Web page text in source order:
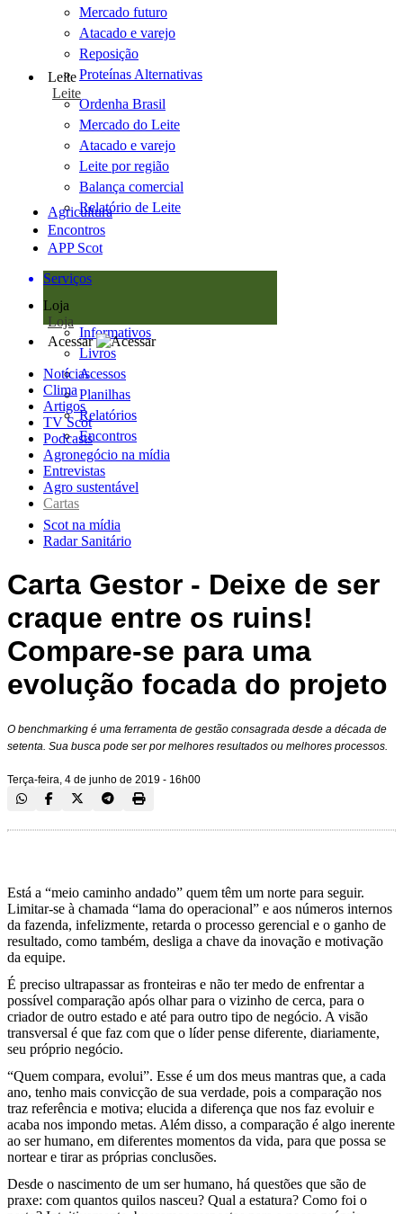
Mercado futuro
Atacado e varejo
Reposição
Proteínas Alternativas
Leite
Leite
Ordenha Brasil
Mercado do Leite
Atacado e varejo
Leite por região
Balança comercial
Relatório de Leite
Agricultura
Encontros
APP Scot
Serviços
Loja
Loja
Informativos
Livros
Acessos
Planilhas
Relatórios
Encontros
Acessar
Notícias
Clima
Artigos
TV Scot
Podcasts
Agronegócio na mídia
Entrevistas
Agro sustentável
Cartas
Scot na mídia
Radar Sanitário
Carta Gestor - Deixe de ser
craque entre os ruins!
Compare-se para uma
evolução focada do projeto
O benchmarking é uma ferramenta de gestão consagrada desde a década de
setenta. Sua busca pode ser por melhores resultados ou melhores processos.
Terça-feira, 4 de junho de 2019 - 16h00
Está a “meio caminho andado” quem têm um norte para seguir.
Limitar-se à chamada “lama do operacional” e aos números internos
da fazenda, infelizmente, retarda o processo gerencial e o ganho de
resultado, como também, desliga a chave da inovação e motivação
da equipe.
É preciso ultrapassar as fronteiras e não ter medo de enfrentar a
possível comparação após olhar para o vizinho de cerca, para o
criador de outro estado e até para outro tipo de negócio. A visão
transversal é que faz com que o líder pense diferente, diariamente,
seu próprio negócio.
“Quem compara, evolui”. Esse é um dos meus mantras que, a cada
ano, tenho mais convicção de sua verdade, pois a comparação nos
traz referência e motiva; elucida a diferença que nos faz evoluir e
acaba nos impondo metas. Além disso, a comparação é algo inerente
ao ser humano, em diferentes momentos da vida, para que possa se
nortear e tirar as próprias conclusões.
Desde o nascimento de um ser humano, há questões que são de
praxe: com quantos quilos nasceu? Qual a estatura? Como foi o